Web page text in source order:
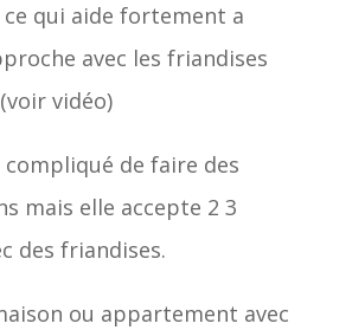
qui aide fortement a
avec les friandises
vidéo)
compliqué de faire des
mais elle accepte 2 3
des friandises.
ou appartement avec